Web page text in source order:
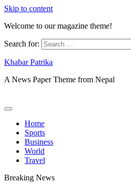
Skip to content
Welcome to our magazine theme!
Search for:
Khabar Patrika
A News Paper Theme from Nepal
Home
Sports
Business
World
Travel
Breaking News